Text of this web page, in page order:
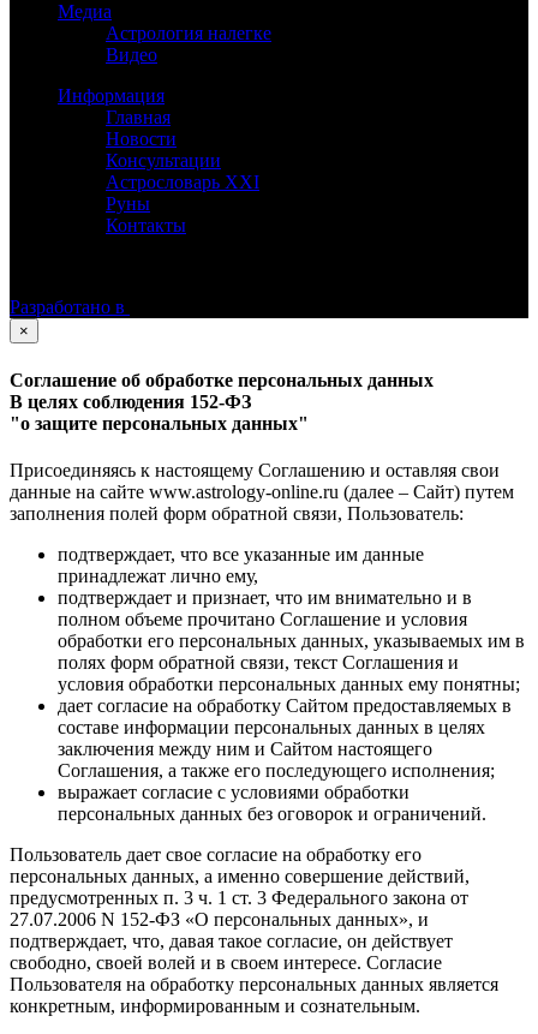
Медиа
Астрология налегке
Видео
Информация
Главная
Новости
Консультации
Астрословарь XXI
Руны
Контакты
Разработано в
×
Соглашение об обработке персональных данных
В целях соблюдения 152-ФЗ
"о защите персональных данных"
Присоединяясь к настоящему Соглашению и оставляя свои
данные на сайте www.astrology-online.ru (далее – Сайт) путем
заполнения полей форм обратной связи, Пользователь:
подтверждает, что все указанные им данные
принадлежат лично ему,
подтверждает и признает, что им внимательно и в
полном объеме прочитано Соглашение и условия
обработки его персональных данных, указываемых им в
полях форм обратной связи, текст Соглашения и
условия обработки персональных данных ему понятны;
дает согласие на обработку Сайтом предоставляемых в
составе информации персональных данных в целях
заключения между ним и Сайтом настоящего
Соглашения, а также его последующего исполнения;
выражает согласие с условиями обработки
персональных данных без оговорок и ограничений.
Пользователь дает свое согласие на обработку его
персональных данных, а именно совершение действий,
предусмотренных п. 3 ч. 1 ст. 3 Федерального закона от
27.07.2006 N 152-ФЗ «О персональных данных», и
подтверждает, что, давая такое согласие, он действует
свободно, своей волей и в своем интересе. Согласие
Пользователя на обработку персональных данных является
конкретным, информированным и сознательным.